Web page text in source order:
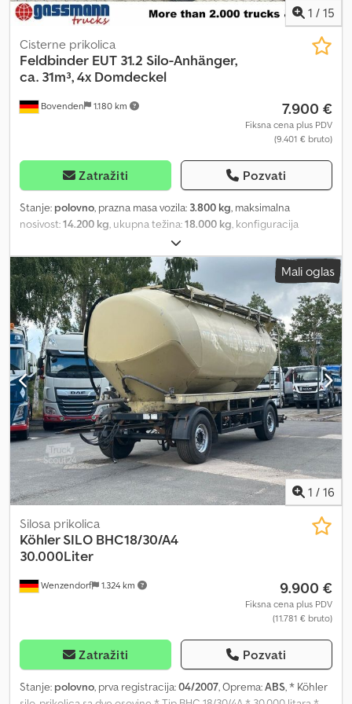
1 / 15
Bovenden 1.180 km
Cisterne prikolica
Feldbinder EUT 31.2 Silo-Anhänger,
ca. 31m³, 4x Domdeckel
7.900 €
Fiksna cena plus PDV
(9.401 € bruto)
Zatražiti Pozvati
Stanje: polovno, prazna masa vozila: 3.800 kg, maksimalna
nosivost:14.200 kg, ukupna težina:18.000 kg, konfiguracija
, prva registracija:
prostora:31 m³, suspencija:vazduh, dimenzija gume:385/65R22.5,
boja:žuta, pređena kilometraža:1.001 km ostalo ,
kabina vozača:ostalo, Oprema:ABS, Lokacija vozila: Bovenden, 2
osovine, BPW osovine, obrtna ruda (dizalica), vazdušno ogibljenje,
ABS (antiblok sistem), bočna i donja zaštita od podletanja, bočna
aluminijumska zaštita. Dcjdpfxjvhkitj Aglok Nadogradnja:
Dvoosovinska siloska prikolica za rasute i praškaste materijale, sa 4
otvora (domdeckel), zapremine oko 31 m³. Ispitivanje pritiska
rezervoara obnovljeno u junu 2022! Sledeći spoljašnji pregled:
03/2024! Sledeći unutrašnji pregled: 03/2026! Podaci o dodatnoj
opremi bez garancije, zadržavamo pravo na izmene, međuprodaju
i greške!
Mali oglas
1 / 16
Wenzendorf 1.324 km
Silosa prikolica
Köhler SILO BHC18/30/A4
30.000Liter
9.900 €
Fiksna cena plus PDV
(11.781 € bruto)
Zatražiti Pozvati
Stanje: polovno, prva registracija:04/2007, Oprema:ABS, * Köhler